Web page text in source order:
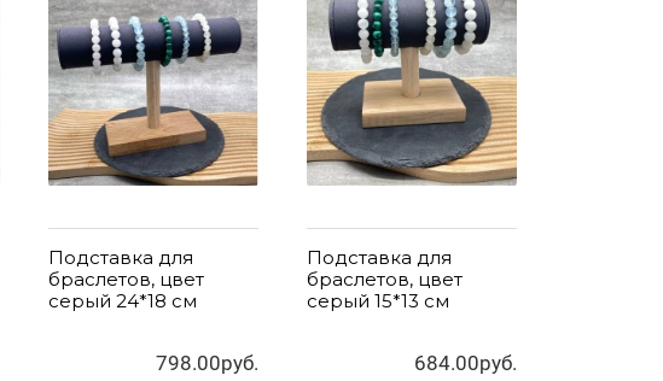
Подставка для
браслетов, цвет
серый 24*18 см
798.00руб.
Подставка для
браслетов, цвет
серый 15*13 см
684.00руб.